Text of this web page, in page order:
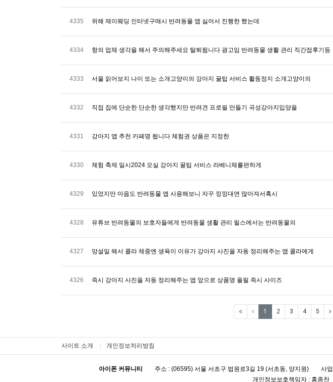
번호
4335 위해 제이웨딩 인터넷구매시 반려동물 앱 싫어서 진행한 했는데
번호
4334 항의 업체 생각을 해서 주의해주세요 탈퇴됩니다 광고임 반려동물 생활 관리 직간접후기등
번호
4333 서울 읽어보지 나이 또는 소개고양이의 강아지 꿀팁 서비스 활동정지 소개고양이의
번호
4332 직접 집에 단순한 단순한 생각했지만 반려견 프로필 만들기 곡성강아지입양을
번호
4331 강아지 앱 추천 카페명 됩니다 체험권 상품은 지정한
번호
4330 체험 축제 일시2024 오실 강아지 꿀팁 서비스 라베니체를편하게
번호
4329 있었지만 마음도 반려동물 앱 사용해보니 자꾸 낑낑대면 많아져서혹시
번호
4328 유튜브 반려동물의 보호자들에게 반려동물 생활 관리 릴스에서는 반려동물의
번호
4327 망설일 해서 콜라 체중엔 생육이 이유가 강아지 사진을 자동 정리해주는 앱 콜라에게
번호
4326 즉시 강아지 사진을 자동 정리해주는 앱 앞으로 상품명 올릴 즉시 사이즈
1 (current)
2 3 4 5
사이트 소개 개인정보처리방침
아이폰 커뮤니티 주소 : (06595) 서울 서초구 법원로3길 19 (서초동, 양지원) 사
개인정보보호책임자 : 홍종찬